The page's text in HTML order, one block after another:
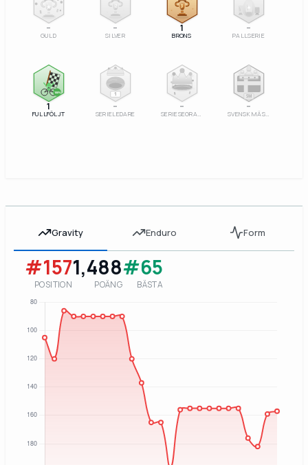
Gravity Enduro Form
#157
POSITION
1,488
POÄNG
#65
BÄSTA
–
GULD
–
SILVER
3
1
BRONS
–
PALLSERIE
100%
1
FULLFÖLJT
1
–
SERIELEDARE
–
SERIESEGRARE
SM
–
SVENSK MÄSTARE